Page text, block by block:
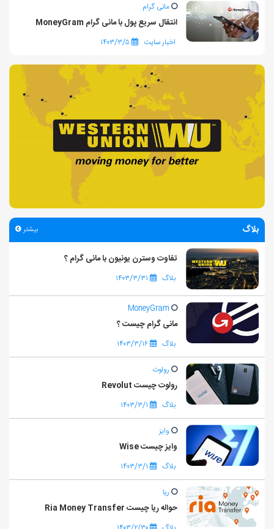
مانی گرام
انتقال سریع پول با مانی گرام MoneyGram
اخبار سایت ۱۴۰۳/۳/۵
بلاگ بیشتر
تفاوت وسترن یونیون با مانی گرام ؟
بلاگ ۱۴۰۳/۳/۳۱
MoneyGram
مانی گرام چیست ؟
بلاگ ۱۴۰۳/۳/۱۶
رولوت
رولوت چیست Revolut
بلاگ ۱۴۰۳/۳/۱
وایز
وایز چیست Wise
بلاگ ۱۴۰۳/۳/۱
ریا
حواله ریا چیست Ria Money Transfer